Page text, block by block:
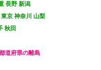
長野 新潟
京 神奈川 山梨
秋田
道府県の離島